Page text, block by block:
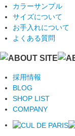
カラーサンプル
サイズについて
お手入れについて
よくある質問
採用情報
BLOG
SHOP LIST
COMPANY